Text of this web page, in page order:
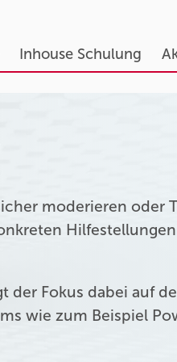
Inhouse Schulung
moderieren oder
der Fokus dabei auf
wie zum Beispiel